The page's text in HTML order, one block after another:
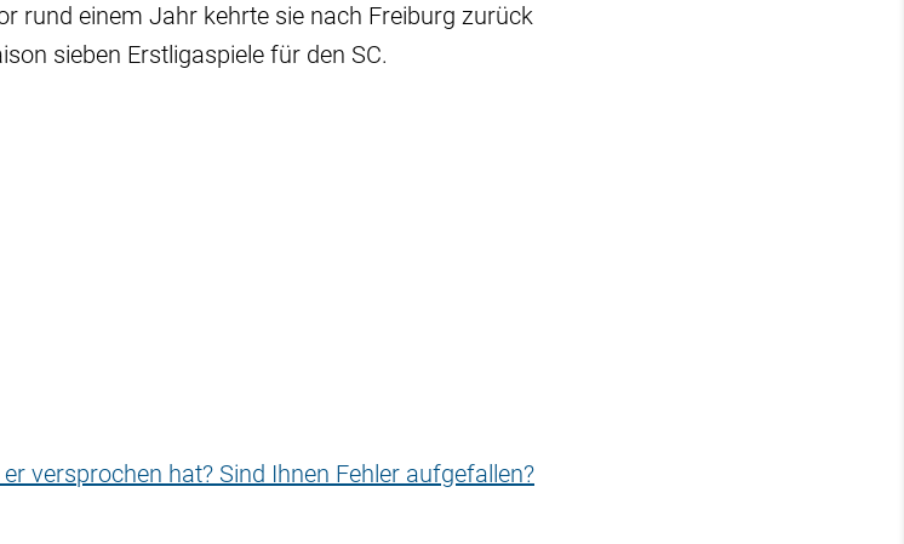
rund einem Jahr kehrte sie nach Freiburg zurück
sieben Erstligaspiele für den SC.
versprochen hat? Sind Ihnen Fehler aufgefallen?